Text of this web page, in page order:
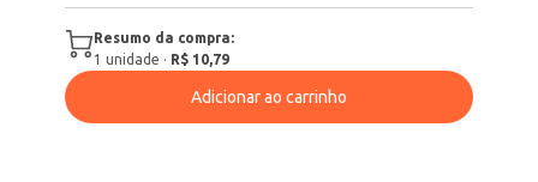
Resumo da compra:
1 unidade · R$ 10,79
Adicionar ao carrinho